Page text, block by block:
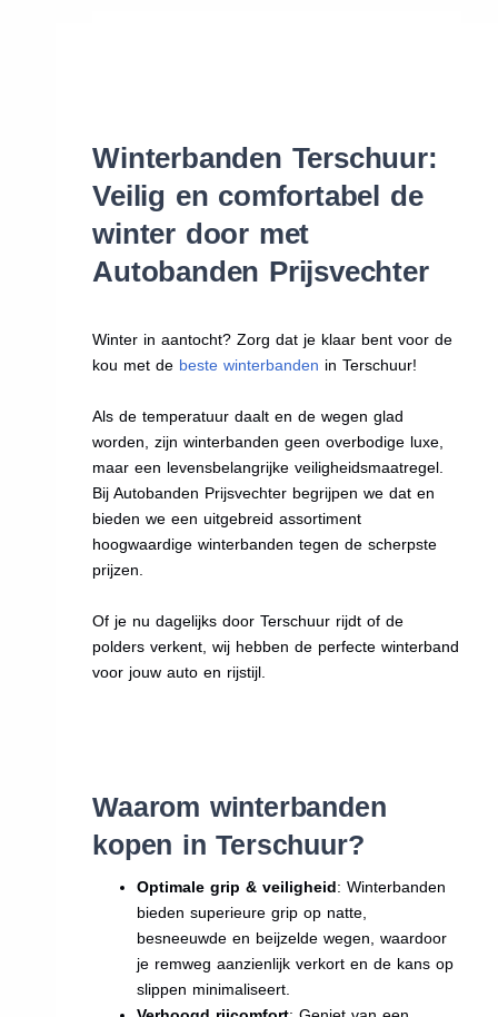
Winterbanden Terschuur:
Veilig en comfortabel de
winter door met
Autobanden Prijsvechter
Winter in aantocht? Zorg dat je klaar bent voor de
kou met de beste winterbanden in Terschuur!
Als de temperatuur daalt en de wegen glad
worden, zijn winterbanden geen overbodige luxe,
maar een levensbelangrijke veiligheidsmaatregel.
Bij Autobanden Prijsvechter begrijpen we dat en
bieden we een uitgebreid assortiment
hoogwaardige winterbanden tegen de scherpste
prijzen.
Of je nu dagelijks door Terschuur rijdt of de
polders verkent, wij hebben de perfecte winterband
voor jouw auto en rijstijl.
Waarom winterbanden
kopen in Terschuur?
Optimale grip & veiligheid: Winterbanden
bieden superieure grip op natte,
besneeuwde en beijzelde wegen, waardoor
je remweg aanzienlijk verkort en de kans op
slippen minimaliseert.